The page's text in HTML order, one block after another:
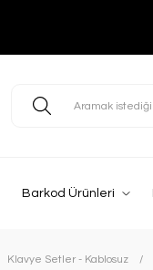
Barkod Ürünleri
Klavye Setler - Kablosuz